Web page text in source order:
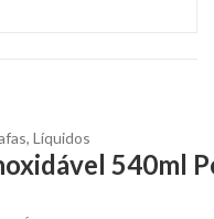
, Líquidos
540ml